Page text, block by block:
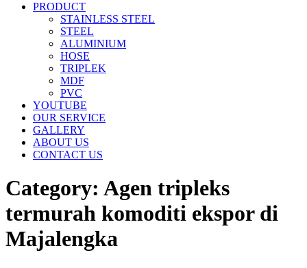
PRODUCT
STAINLESS STEEL
STEEL
ALUMINIUM
HOSE
TRIPLEK
MDF
PVC
YOUTUBE
OUR SERVICE
GALLERY
ABOUT US
CONTACT US
Category: Agen tripleks
termurah komoditi ekspor di
Majalengka